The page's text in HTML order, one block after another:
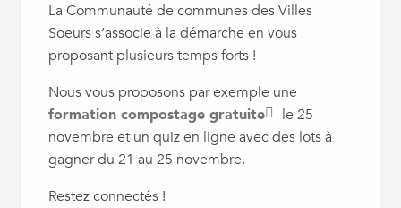
La Communauté de communes des Villes
Soeurs s’associe à la démarche en vous
proposant plusieurs temps forts !
Nous vous proposons par exemple une
formation compostage gratuite
le 25
novembre et un quiz en ligne avec des lots à
gagner du 21 au 25 novembre.
Restez connectés !